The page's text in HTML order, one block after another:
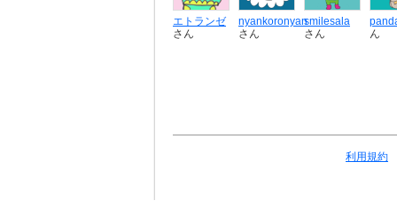
エトランゼ
さん
nyankoronyan
さん
smilesala
さん
ん
利用規約